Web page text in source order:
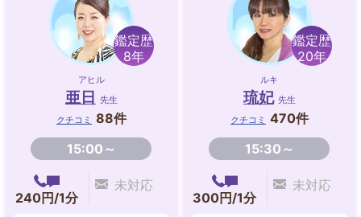
鑑定歴
8年
アヒル
亜日 先生
クチコミ 88件
15:00～
240円/1分
未対応
鑑定歴
20年
ルキ
琉妃 先生
クチコミ 470件
15:30～
300円/1分
未対応